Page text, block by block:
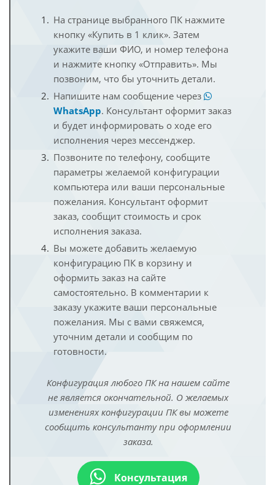
На странице выбранного ПК нажмите
кнопку «Купить в 1 клик». Затем
укажите ваши ФИО, и номер телефона
и нажмите кнопку «Отправить». Мы
позвоним, что бы уточнить детали.
Напишите нам сообщение через
WhatsApp. Консультант оформит заказ
и будет информировать о ходе его
исполнения через мессенджер.
Позвоните по телефону, сообщите
параметры желаемой конфигурации
компьютера или ваши персональные
пожелания. Консультант оформит
заказ, сообщит стоимость и срок
исполнения заказа.
Вы можете добавить желаемую
конфигурацию ПК в корзину и
оформить заказ на сайте
самостоятельно. В комментарии к
заказу укажите ваши персональные
пожелания. Мы с вами свяжемся,
уточним детали и сообщим по
готовности.
Конфигурация любого ПК на нашем сайте
не является окончательной. О желаемых
изменениях конфигурации ПК вы можете
сообщить консультанту при оформлении
заказа.
Консультация